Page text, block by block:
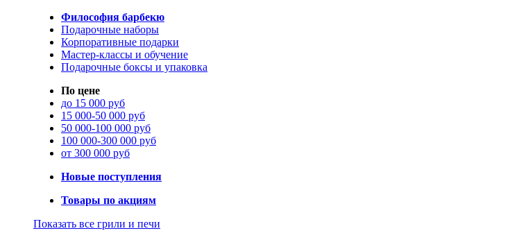
Философия барбекю
Подарочные наборы
Корпоративные подарки
Мастер-классы и обучение
Подарочные боксы и упаковка
По цене
до 15 000 руб
15 000-50 000 руб
50 000-100 000 руб
100 000-300 000 руб
от 300 000 руб
Новые поступления
Товары по акциям
Показать все грили и печи